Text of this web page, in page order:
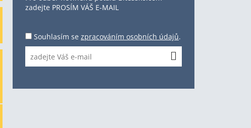
zadejte PROSÍM VÁŠ E-MAIL
Souhlasím se zpracováním osobních údajů.